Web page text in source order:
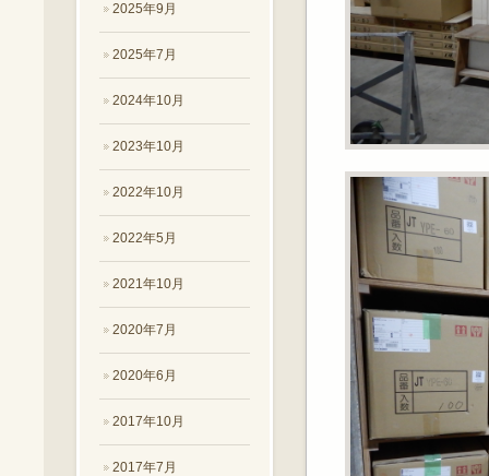
2025年9月
2025年7月
2024年10月
2023年10月
2022年10月
2022年5月
2021年10月
2020年7月
2020年6月
2017年10月
2017年7月